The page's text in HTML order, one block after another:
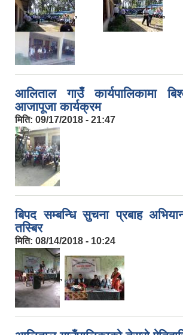
,
आलिताल गाउँ कार्यपालिकामा
आजापूजा कार्यक्रम
मिति: 09/17/2018 - 21:47
बिपद सम्बन्धि सुचना प्रबाह
तस्बिर
मिति: 08/14/2018 - 10:24
,